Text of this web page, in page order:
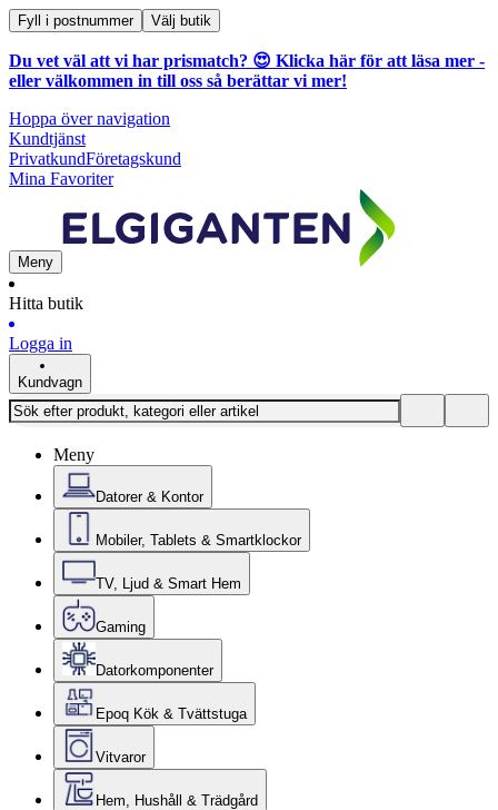
Fyll i postnummer Välj butik
Du vet väl att vi har prismatch? 😍 Klicka här för att läsa mer -
eller välkommen in till oss så berättar vi mer!
Hoppa över navigation
Kundtjänst
PrivatkundFöretagskund
Mina Favoriter
Meny
Hitta butik
Logga in
Kundvagn
Meny
Datorer & Kontor
Mobiler, Tablets & Smartklockor
TV, Ljud & Smart Hem
Gaming
Datorkomponenter
Epoq Kök & Tvättstuga
Vitvaror
Hem, Hushåll & Trädgård